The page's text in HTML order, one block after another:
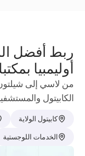
ربط أفضل
أوليمبيا
من لاسي إلى
الكابيتول
كابيتول الولاية
الخدمات اللوجستية